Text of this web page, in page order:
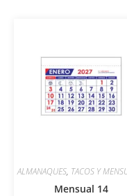
ALMANAQUES, TACOS Y
Mensual 14